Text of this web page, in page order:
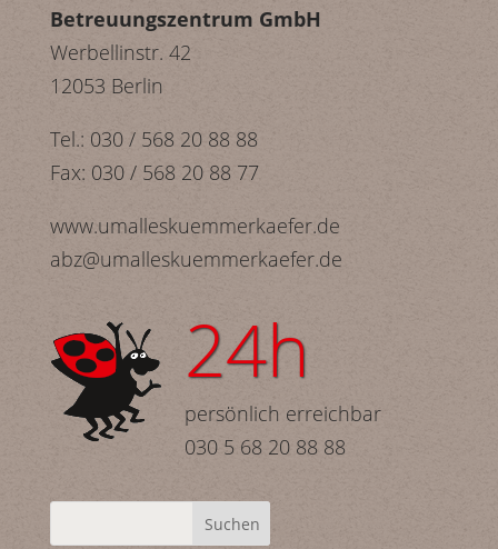
Betreuungszentrum GmbH
Werbellinstr. 42
12053 Berlin
Tel.: 030 / 568 20 88 88
Fax: 030 / 568 20 88 77
www.umalleskuemmerkaefer.de
abz@umalleskuemmerkaefer.de
24h
persönlich erreichbar
030 5 68 20 88 88